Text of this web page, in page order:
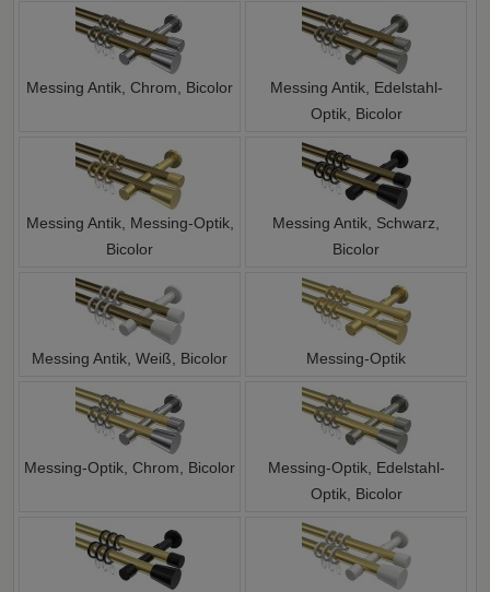
Messing Antik, Chrom, Bicolor
Messing Antik, Edelstahl-
Optik, Bicolor
Messing Antik, Messing-Optik,
Bicolor
Messing Antik, Schwarz,
Bicolor
Messing Antik, Weiß, Bicolor Messing-Optik
Messing-Optik, Chrom, Bicolor
Messing-Optik, Edelstahl-
Optik, Bicolor